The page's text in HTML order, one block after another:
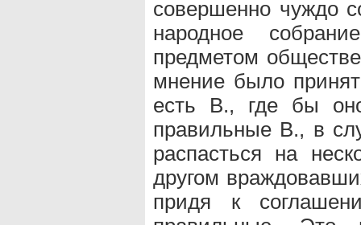
совершенно чуждо
народное
предметом
мнение было
есть В., где бы
правильные В., в
распасться на
другом
придя к